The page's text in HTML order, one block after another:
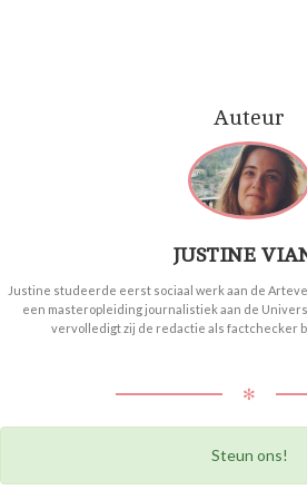
Auteur
JUSTINE
Justine studeerde eerst sociaal werk aan de
een masteropleiding journalistiek aan de
vervolledigt zij de redactie als factchecker
✻
Steun ons!